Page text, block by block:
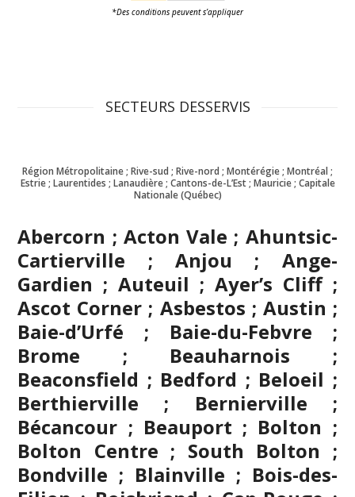
*Des conditions peuvent s’appliquer
SECTEURS DESSERVIS
Région Métropolitaine ; Rive-sud ; Rive-nord ; Montérégie ; Montréal ;
Estrie ; Laurentides ; Lanaudière ; Cantons-de-L’Est ; Mauricie ; Capitale
Nationale (Québec)
Abercorn ; Acton Vale ; Ahuntsic-
Cartierville ; Anjou ; Ange-
Gardien ; Auteuil ; Ayer’s Cliff ;
Ascot Corner ; Asbestos ; Austin ;
Baie-d’Urfé ; Baie-du-Febvre ;
Brome ; Beauharnois ;
Beaconsfield ; Bedford ; Beloeil ;
Berthierville ; Bernierville ;
Bécancour ; Beauport ; Bolton ;
Bolton Centre ; South Bolton ;
Bondville ; Blainville ; Bois-des-